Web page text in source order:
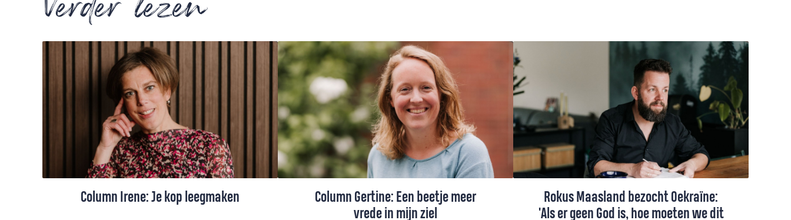
Column Irene: Je kop leegmaken
Column Gertine: Een beetje meer
vrede in mijn ziel
Rokus Maasland bezocht Oekraïne:
'Als er geen God is, hoe moeten we dit